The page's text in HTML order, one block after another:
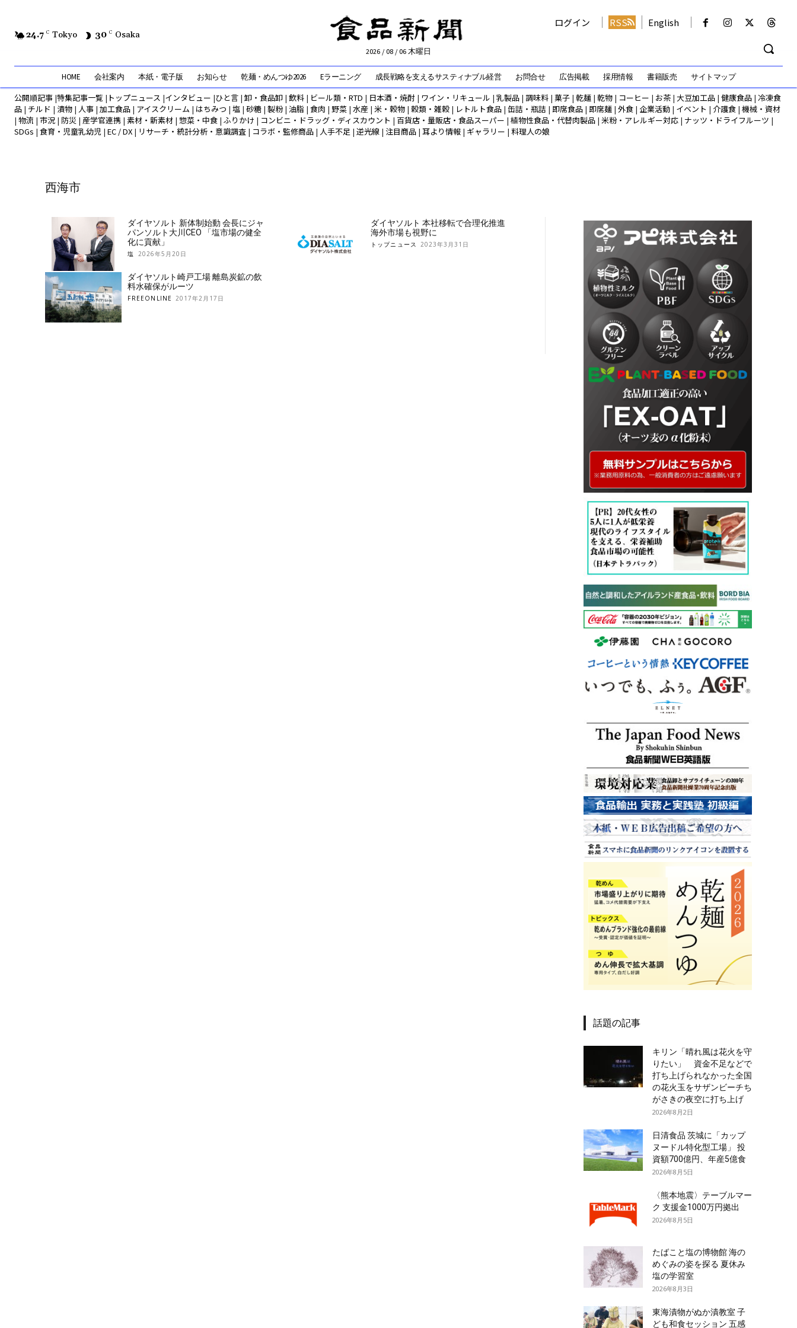
24.7 C Tokyo 30 C Osaka
2026 / 08 / 06 木曜日
ログイン RSS English
HOME 会社案内 本紙・電子版 お知らせ 乾麺・めんつゆ2026 Eラーニング 成長戦略を支えるサスティナブル経営 お問合せ 広告掲載 採用情報 書籍販売 サイトマップ
公開順記事 |特集記事一覧 | トップニュース |インタビュー |ひと言 |卸・食品卸 | 飲料 | ビール類・RTD | 日本酒・焼酎 | ワイン・リキュール | 乳製品 | 調味料 | 菓子 | 乾麺 | 乾物 | コーヒー | お茶 | 大豆加工品 | 健康食品 | 冷凍食
品 | チルド | 漬物 | 人事 | 加工食品 | アイスクリーム | はちみつ | 塩 | 砂糖 | 製粉| 油脂 | 食肉 | 野菜 | 水産 | 米・穀物 | 穀類・雑穀 | レトルト食品 | 缶詰・瓶詰 | 即席食品 | 即席麺 | 外食 | 企業活動 | イベント | 介護食 | 機械・資材
| 物流 | 市況 | 防災 | 産学官連携 | 素材・新素材 | 惣菜・中食 | ふりかけ | コンビニ・ドラッグ・ディスカウント | 百貨店・量販店・食品スーパー | 植物性食品・代替肉製品 | 米粉・アレルギー対応 | ナッツ・ドライフルーツ |
SDGs | 食育・児童乳幼児 | EC / DX | リサーチ・統計分析・意識調査 | コラボ・監修商品 | 人手不足 | 逆光線 | 注目商品 | 耳より情報 | ギャラリー | 料理人の娘
西海市
ダイヤソルト 新体制始動 会長にジャ
パンソルト大川CEO 「塩市場の健全
化に貢献」
塩 2026年5月20日
ダイヤソルト 本社移転で合理化推進
海外市場も視野に
トップニュース 2023年3月31日
ダイヤソルト崎戸工場 離島炭鉱の飲
料水確保がルーツ
FREEONLINE 2017年2月17日
話題の記事
キリン「晴れ風は花火を守
りたい」 資金不足などで
打ち上げられなかった全国
の花火玉をサザンビーチち
がさきの夜空に打ち上げ
2026年8月2日
日清食品 茨城に「カップ
ヌードル特化型工場」 投
資額700億円、年産5億食
2026年8月5日
〈熊本地震〉テーブルマー
ク 支援金1000万円拠出
2026年8月5日
たばこと塩の博物館 海の
めぐみの姿を探る 夏休み
塩の学習室
2026年8月3日
東海漬物がぬか漬教室 子
ども和食セッション 五感